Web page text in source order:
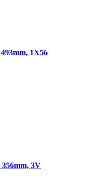
1X56
3V